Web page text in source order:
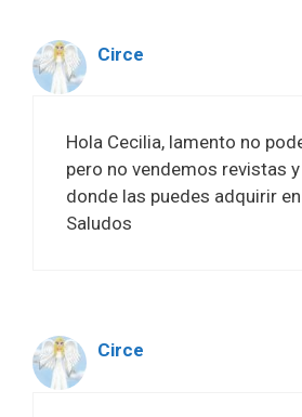
Circe
Hola Cecilia, lamento no
pero no vendemos revistas
donde las puedes adquirir
Saludos
Circe